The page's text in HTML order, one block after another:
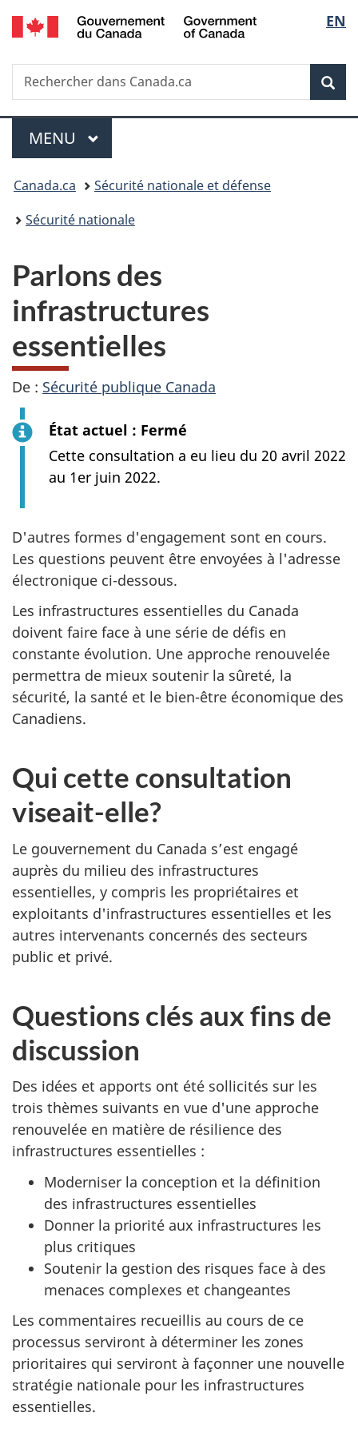
Passer
au
principal
Passer
à
Au
du
Passer
à
version
simplifiée
de
la
EN
Recherche
Rechercher
dans
Menu
MENU PRINCIPAL
Vous
êtes
Canada.ca
Sécurité nationale et défense
Sécurité nationale
Parlons des
infrastructures
essentielles
De : Sécurité publique Canada
État actuel : Fermé
Cette consultation a eu lieu du 20 avril 2022
au 1er juin 2022.
D'autres formes d'engagement sont en cours.
Les questions peuvent être envoyées à l'adresse
électronique ci-dessous.
Les infrastructures essentielles du Canada
doivent faire face à une série de défis en
constante évolution. Une approche renouvelée
permettra de mieux soutenir la sûreté, la
sécurité, la santé et le bien-être économique des
Canadiens.
Qui cette consultation
viseait-elle?
Le gouvernement du Canada s’est engagé
auprès du milieu des infrastructures
essentielles, y compris les propriétaires et
exploitants d'infrastructures essentielles et les
autres intervenants concernés des secteurs
public et privé.
Questions clés aux fins de
discussion
Des idées et apports ont été sollicités sur les
trois thèmes suivants en vue d'une approche
renouvelée en matière de résilience des
infrastructures essentielles :
Moderniser la conception et la définition
des infrastructures essentielles
Donner la priorité aux infrastructures les
plus critiques
Soutenir la gestion des risques face à des
menaces complexes et changeantes
Les commentaires recueillis au cours de ce
processus serviront à déterminer les zones
prioritaires qui serviront à façonner une nouvelle
stratégie nationale pour les infrastructures
essentielles.